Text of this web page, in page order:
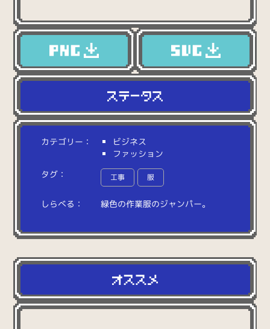
カテゴリー：
ビジネス
ファッション
タグ：
工事 服
しらべる： 緑色の作業服のジャ ンパー。